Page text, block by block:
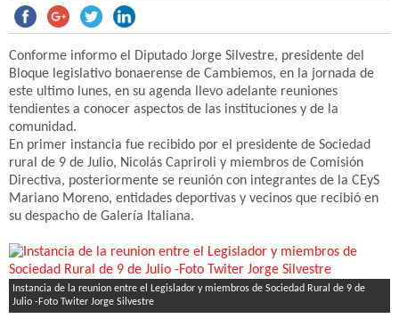
Conforme informo el Diputado Jorge Silvestre, presidente del
Bloque legislativo bonaerense de Cambiemos, en la jornada de
este ultimo lunes, en su agenda llevo adelante reuniones
tendientes a conocer aspectos de las instituciones y de la
comunidad.
En primer instancia fue recibido por el presidente de Sociedad
rural de 9 de Julio, Nicolás Capriroli y miembros de Comisión
Directiva, posteriormente se reunión con integrantes de la CEyS
Mariano Moreno, entidades deportivas y vecinos que recibió en
su despacho de Galería Italiana.
Instancia de la reunion entre el Legislador y miembros de Sociedad Rural de 9 de
Julio -Foto Twiter Jorge Silvestre